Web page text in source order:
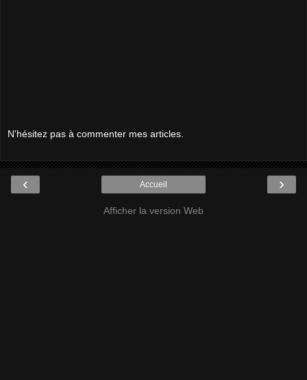
N'hésitez pas à commenter mes articles.
‹ ›
Accueil
Afficher la version Web